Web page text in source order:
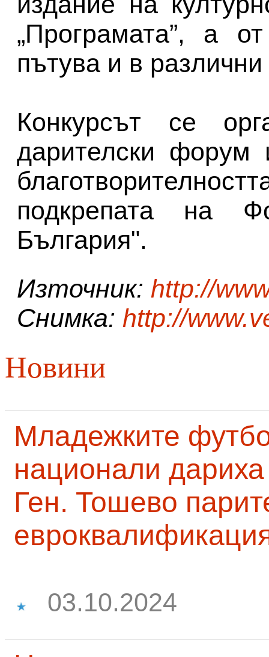
„Програмата”, а
пътува и в
Конкурсът се
дарителски
подкрепата на
България".
Източник: http://
Снимка: http://
Новини
Младежките
национали
Ген. Тошево
03.10.2024